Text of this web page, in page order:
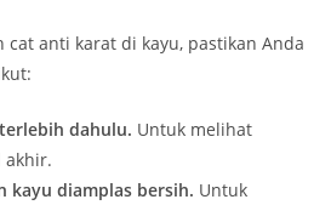
cat anti karat di kayu, pastikan Anda
dahulu. Untuk melihat
akhir.
kayu diamplas bersih. Untuk